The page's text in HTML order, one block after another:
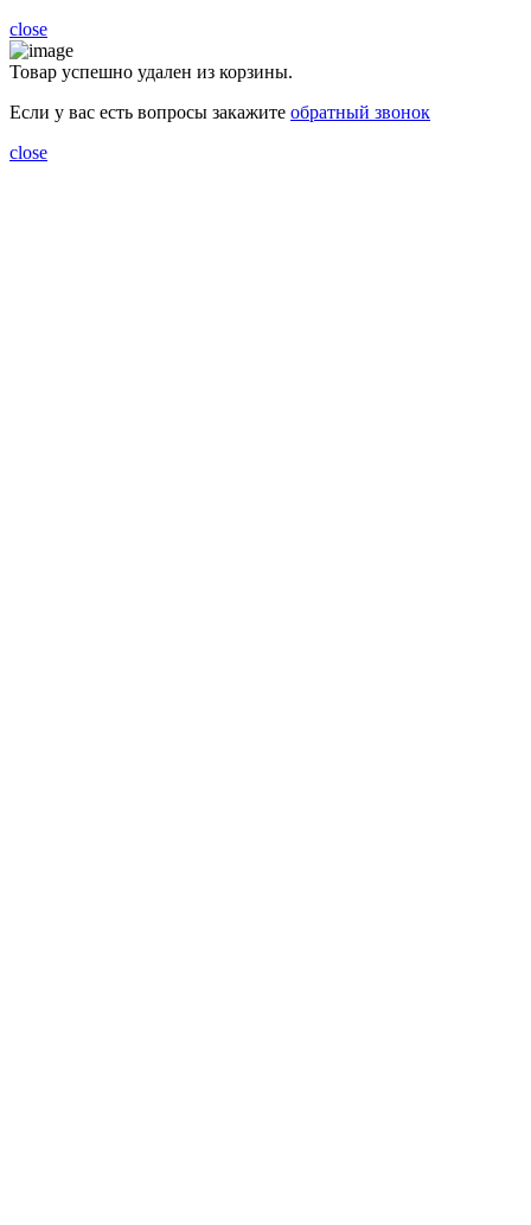
close
Товар успешно удален из корзины.
Если у вас есть вопросы закажите обратный звонок
close